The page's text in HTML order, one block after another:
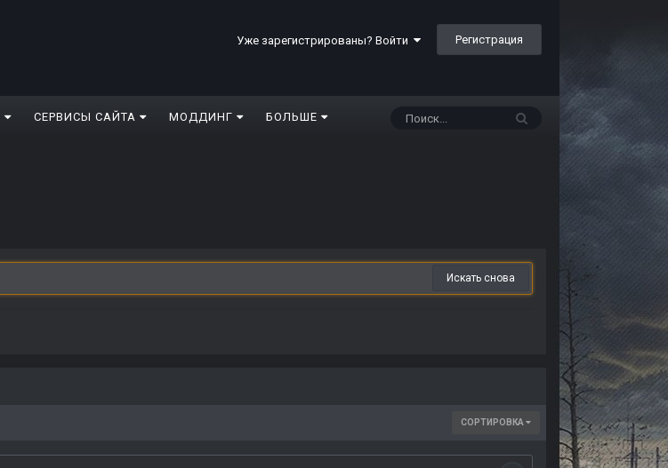
Уже зарегистрированы? Войти Регистрация
СЕРВИСЫ САЙТА МОДДИНГ БОЛЬШЕ
Искать снова
СОРТИРОВКА